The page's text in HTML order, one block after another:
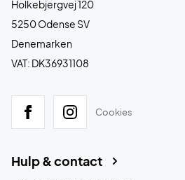
Holkebjergvej 120
5250 Odense SV
Denemarken
VAT: DK36931108
Cookies
Hulp & contact